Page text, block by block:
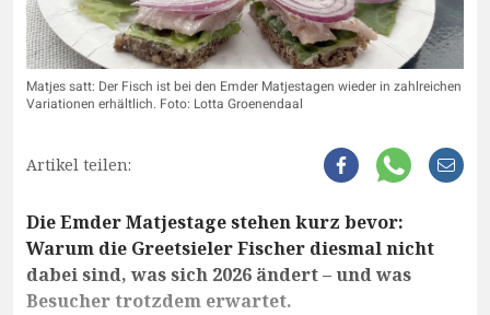
Matjes satt: Der Fisch ist bei den Emder Matjestagen wieder in zahlreichen
Variationen erhältlich. Foto: Lotta Groenendaal
Artikel teilen:
Die Emder Matjestage stehen kurz bevor:
Warum die Greetsieler Fischer diesmal nicht
dabei sind, was sich 2026 ändert – und was
Besucher trotzdem erwartet.